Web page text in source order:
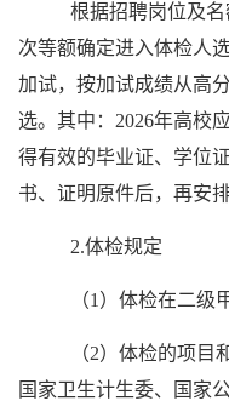
根据招聘岗位及
次等额确定进入体检人
加试，按加试成绩从高
选。其中：2026年高校
得有效的毕业证、学位
书、证明原件后，再安排
2.体检规定
（1）体检在二级
（2）体检的项目
国家卫生计生委、国家